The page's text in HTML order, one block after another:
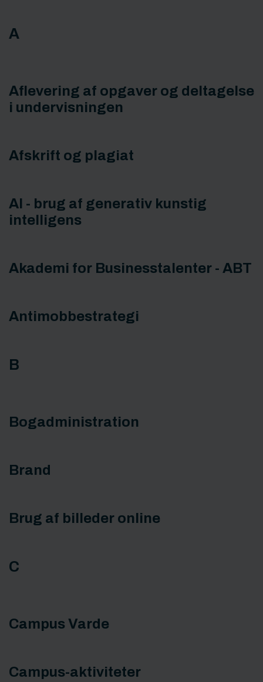
A
Aflevering af opgaver og deltagelse
i undervisningen
Afskrift og plagiat
AI - brug af generativ kunstig
intelligens
Akademi for Businesstalenter - ABT
Antimobbestrategi
B
Bogadministration
Brand
Brug af billeder online
C
Campus Varde
Campus-aktiviteter